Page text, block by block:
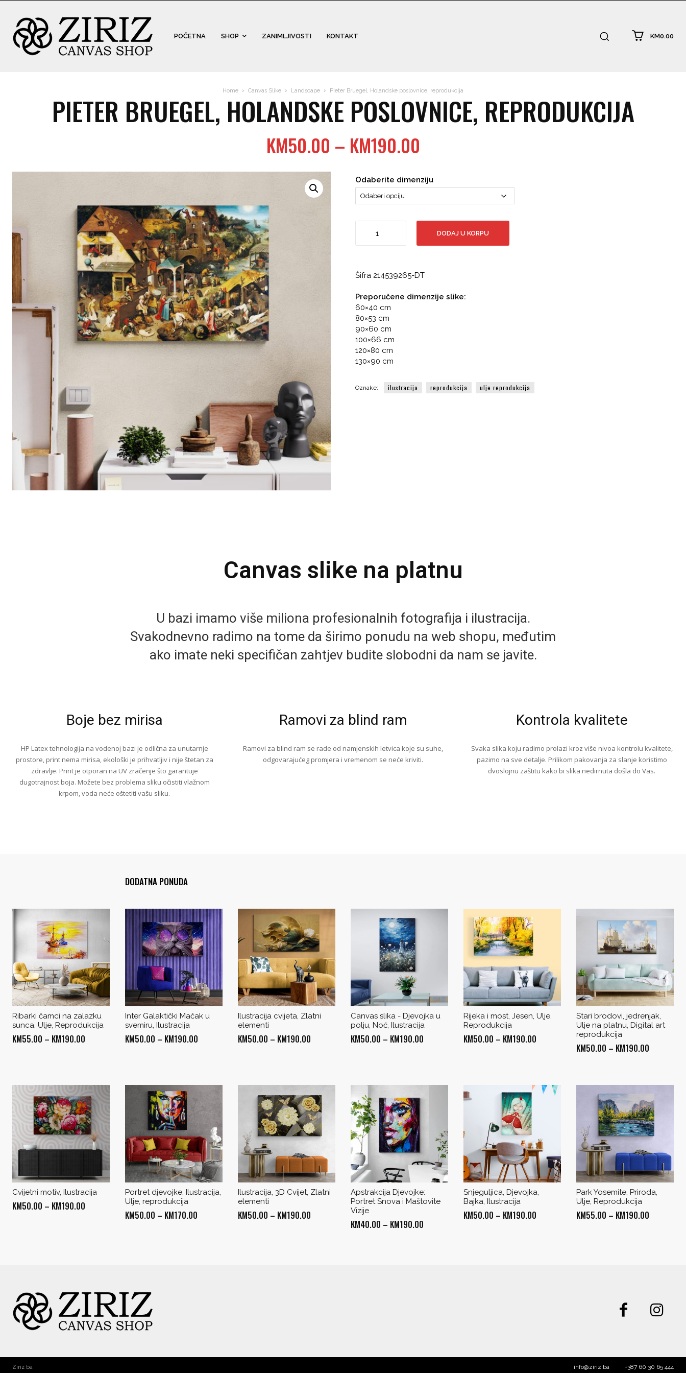
POČETNA SHOP ZANIMLJIVOSTI KONTAKT KM0.00
Home Canvas Slike Landscape Pieter Bruegel, Holandske poslovnice, reprodukcija
PIETER BRUEGEL, HOLANDSKE POSLOVNICE, REPRODUKCIJA
KM50.00 – KM190.00
KM50.00
through
KM190.00
Odaberite dimenziju
Bruegel,
količina
DODAJ U KORPU
Šifra 214539265-DT
Preporučene dimenzije slike:
60×40 cm
80×53 cm
90×60 cm
100×66 cm
120×80 cm
130×90 cm
Oznake: ilustracija reprodukcija ulje reprodukcija
Canvas slike na platnu
U bazi imamo više miliona profesionalnih fotografija i ilustracija.
Svakodnevno radimo na tome da širimo ponudu na web shopu, međutim
ako imate neki specifičan zahtjev budite slobodni da nam se javite.
Boje bez mirisa
HP Latex tehnologija na vodenoj bazi je odlična za unutarnje
prostore, print nema mirisa, ekološki je prihvatljiv i nije štetan za
zdravlje. Print je otporan na UV zračenje što garantuje
dugotrajnost boja. Možete bez problema sliku očistiti vlažnom
krpom, voda neće oštetiti vašu sliku.
Ramovi za blind ram
Ramovi za blind ram se rade od namjenskih letvica koje su suhe,
odgovarajućeg promjera i vremenom se neće kriviti.
Kontrola kvalitete
Svaka slika koju radimo prolazi kroz više nivoa kontrolu kvalitete,
pazimo na sve detalje. Prilikom pakovanja za slanje koristimo
dvoslojnu zaštitu kako bi slika nedirnuta došla do Vas.
DODATNA PONUDA
Ribarki čamci na zalazku
sunca, Ulje, Reprodukcija
KM55.00 – KM190.00
KM190.00
Inter Galaktički Mačak u
svemiru, Ilustracija
KM50.00 – KM190.00
Ilustracija cvijeta, Zlatni
elementi
KM50.00 – KM190.00
KM190.00
Canvas slika - Djevojka u
polju, Noć, Ilustracija
KM50.00 – KM190.00
Rijeka i most, Jesen, Ulje,
Reprodukcija
KM50.00 – KM190.00
KM190.00
Stari brodovi, jedrenjak,
Ulje na platnu, Digital art
reprodukcija
KM50.00 – KM190.00
through
KM190.00
Cvijetni motiv, Ilustracija
KM50.00 – KM190.00
Portret djevojke, Ilustracija,
Ulje, reprodukcija
KM50.00 – KM170.00
Ilustracija, 3D Cvijet, Zlatni
elementi
KM50.00 – KM190.00
Apstrakcija Djevojke:
Portret Snova i Maštovite
Vizije
KM40.00 – KM190.00
Snjeguljica, Djevojka,
Bajka, Ilustracija
KM50.00 – KM190.00
Park Yosemite, Priroda,
Ulje, Reprodukcija
KM55.00 – KM190.00
Ziriz ba info@ziriz.ba +387 60 30 65 444